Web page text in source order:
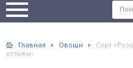
Главная Овощи
Сорт
отзывы